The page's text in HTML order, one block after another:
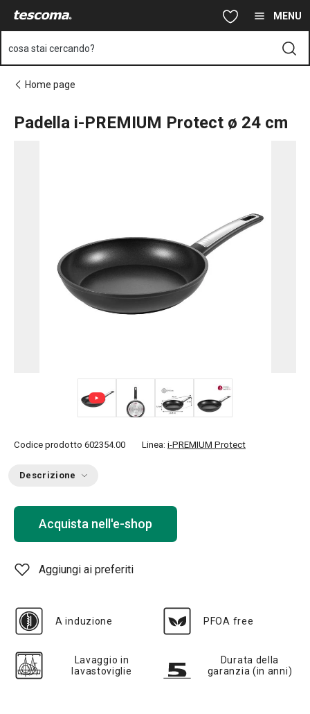
Vai al contenuto principale MENU
cosa stai cercando?
Home page
Padella i-PREMIUM Protect ø 24 cm
Codice prodotto 602354.00 Linea: i-PREMIUM Protect
Descrizione
Acquista nell'e-shop
Aggiungi ai preferiti
A induzione PFOA free
Lavaggio in
lavastoviglie
Durata della
garanzia (in anni)